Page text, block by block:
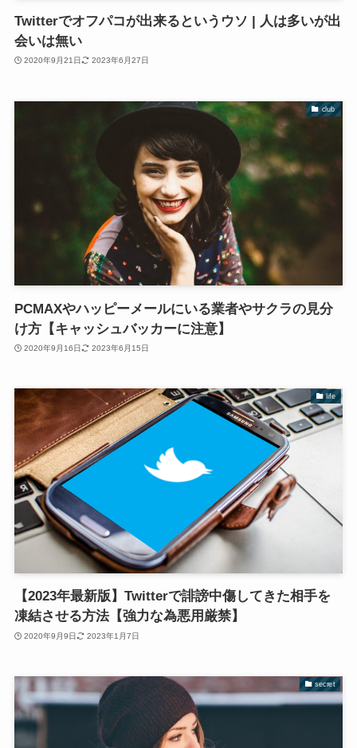
Twitterでオフパコが出来るというウソ | 人は多いが出
会いは無い
2020年9月21日 2023年6月27日
club
PCMAXやハッピーメールにいる業者やサクラの見分
け方【キャッシュバッカーに注意】
2020年9月16日 2023年6月15日
life
【2023年最新版】Twitterで誹謗中傷してきた相手を
凍結させる方法【強力な為悪用厳禁】
2020年9月9日 2023年1月7日
secret